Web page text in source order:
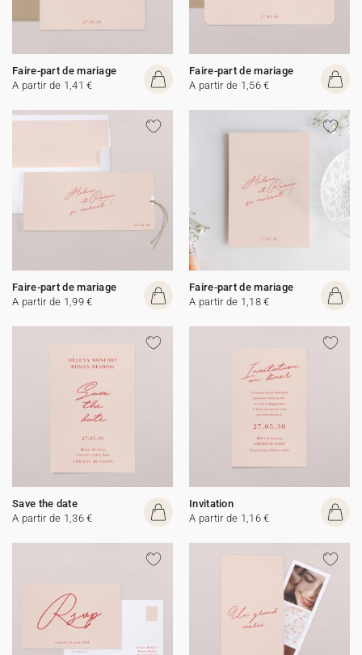
Faire-part de mariage
A partir de 1,41 €
Faire-part de mariage
A partir de 1,56 €
Faire-part de mariage
A partir de 1,99 €
Faire-part de mariage
A partir de 1,18 €
Save the date
A partir de 1,36 €
Invitation
A partir de 1,16 €